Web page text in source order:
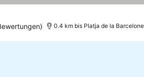
0.4 km bis Platja de la